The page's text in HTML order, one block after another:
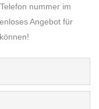
nummer im
Angebot für